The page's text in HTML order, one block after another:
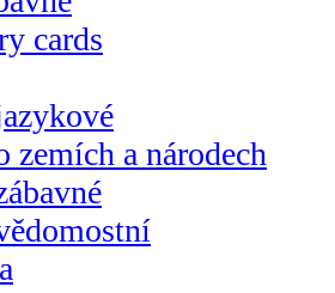
cards
zemích a národech